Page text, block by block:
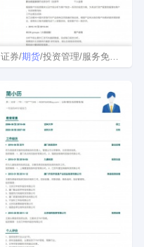
证券/期货/投资管理/服务免费简历模板